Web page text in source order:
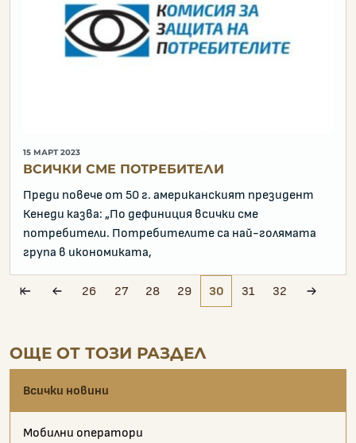
15 МАРТ 2023
ВСИЧКИ СМЕ ПОТРЕБИТЕЛИ
Преди повече от 50 г. американският президент
Кенеди казва: „По дефиниция всички сме
потребители. Потребителите са най-голямата
група в икономиката,
pagination.first
pagination.prev
26 27 28 29 30 31 32
ОЩЕ ОТ ТОЗИ РАЗДЕЛ
Всички новини
Мобилни оператори